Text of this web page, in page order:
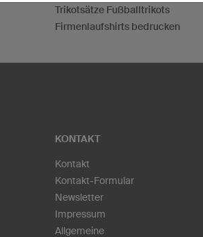
Trikotsätze Fußballtrikots
Firmenlaufshirts bedrucken
KONTAKT
Kontakt
Kontakt-Formular
Newsletter
Impressum
Allgemeine